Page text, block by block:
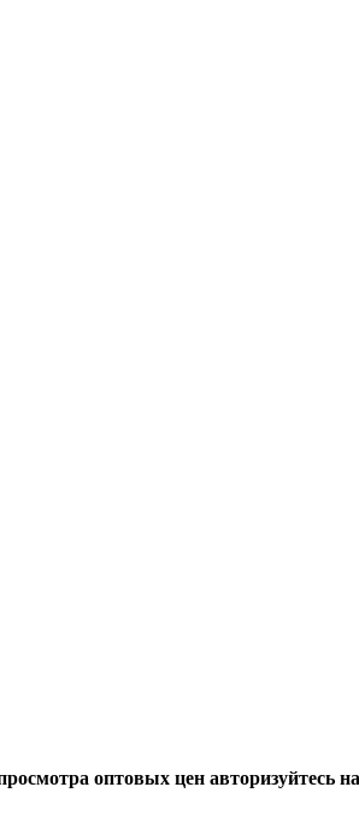
оптовых цен авторизуйтесь